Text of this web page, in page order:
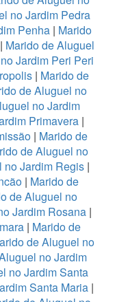
no Jardim Pedra
Penha| Marido
| Marido de Aluguel
Jardim Peri Peri
| Marido de
de Aluguel no
no Jardim
Primavera|
| Marido de
de Aluguel no
no Jardim Regis |
| Marido de
de Aluguel no
Jardim Rosana |
| Marido de
de Aluguel no
no Jardim
no Jardim Santa
Santa Maria |